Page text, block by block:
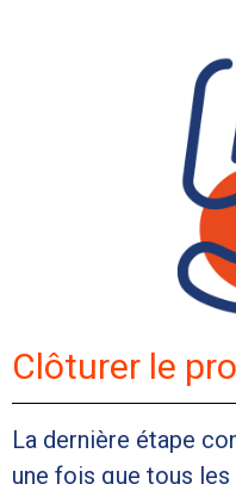
Clôturer le
La dernière étape
une fois que tous